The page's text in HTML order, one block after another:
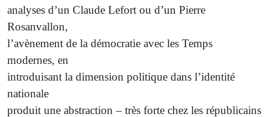
analyses d’un Claude Lefort ou d’un Pierre
Rosanvallon,
l’avènement de la démocratie avec les Temps
modernes, en
introduisant la dimension politique dans l’identité
nationale
produit une abstraction – très forte chez les républicains